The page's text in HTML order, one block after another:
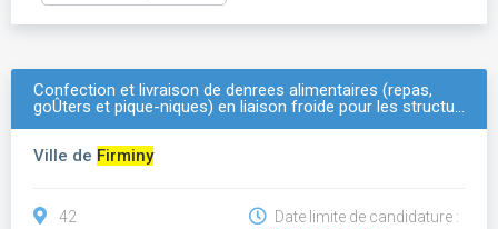
Confection et livraison de denrees alimentaires (repas,
goÛters et pique-niques) en liaison froide pour les structu…
Ville de Firminy
42
Date limite de candidature :